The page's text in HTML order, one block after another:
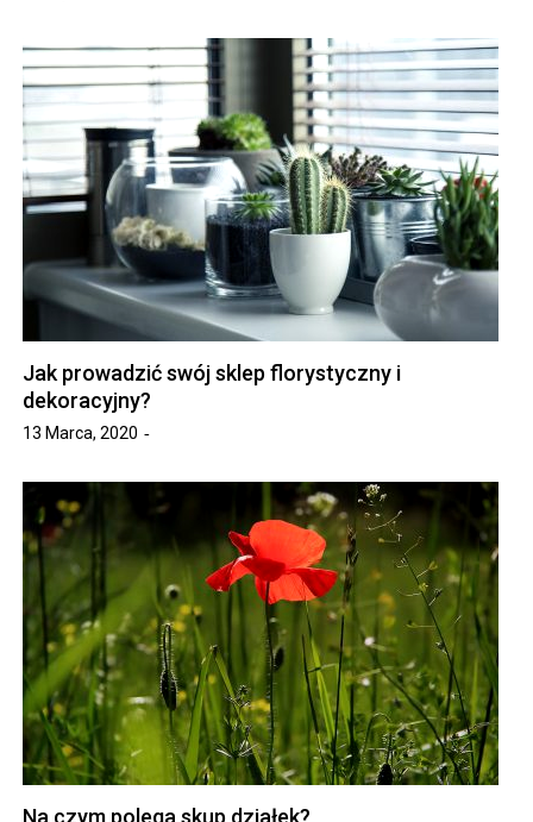
Jak prowadzić swój sklep florystyczny i
dekoracyjny?
13 Marca, 2020
Na czym polega skup działek?